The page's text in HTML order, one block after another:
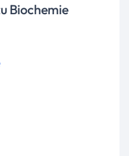
Biochemie